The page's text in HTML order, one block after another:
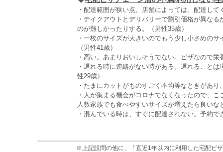
・配達範囲が狭い点。店舗によっては、配達し
・テイクアウトとデリバリーで割引価格が異な
のが難しかったりする。（男性35歳）
・一枚のサイズが大きいのでもう少し小さめの
（男性41歳）
・高い。あまりおいしそうでない。ピザなので
・遅れる時に連絡がない時がある。遅れること
性29歳）
・たまにカットがものすごく不均等なときがあ
・人が集まる機会がコロナでなくなったので、
人数家族でも食べやすいサイズが増えたら良いな
・混んでいる時は、すぐに配達されない。予約
※上記設問の他に、「直近1年以内に利用した宅配ピ